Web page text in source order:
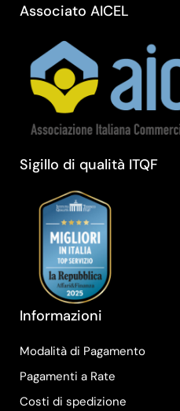
Associato AICEL
Sigillo di qualità ITQF
Informazioni
Modalità di Pagamento
Pagamenti a Rate
Costi di spedizione